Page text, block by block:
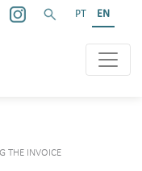
PT EN
THE INVOICE